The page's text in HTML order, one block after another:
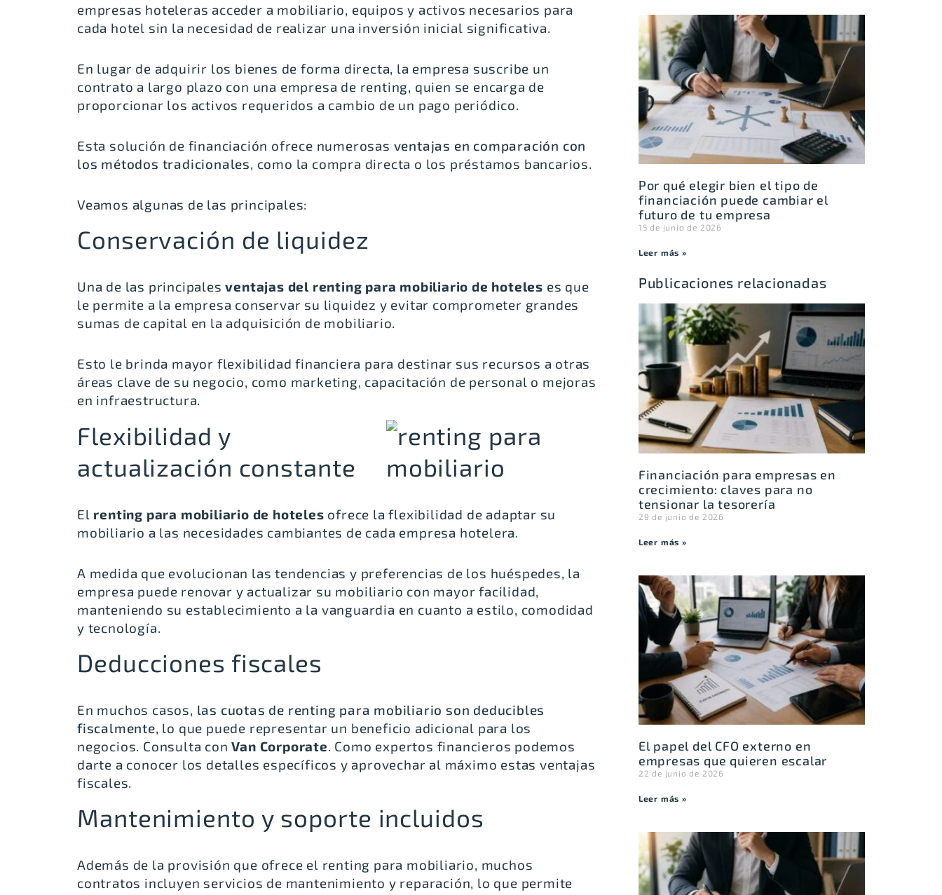
empresas hoteleras acceder a mobiliario, equipos y activos necesarios para
cada hotel sin la necesidad de realizar una inversión inicial significativa.
En lugar de adquirir los bienes de forma directa, la empresa suscribe un
contrato a largo plazo con una empresa de renting, quien se encarga de
proporcionar los activos requeridos a cambio de un pago periódico.
Esta solución de financiación ofrece numerosas ventajas en comparación con
los métodos tradicionales, como la compra directa o los préstamos bancarios.
Veamos algunas de las principales:
Conservación de liquidez
Una de las principalesventajas del renting para mobiliario de hoteles es que
le permite a la empresa conservar su liquidez y evitar comprometer grandes
sumas de capital en la adquisición de mobiliario.
Esto le brinda mayor flexibilidad financiera para destinar sus recursos a otras
áreas clave de su negocio, como marketing, capacitación de personal o mejoras
en infraestructura.
Flexibilidad y
actualización constante
El renting para mobiliario de hoteles ofrece la flexibilidad de adaptar su
mobiliario a las necesidades cambiantes de cada empresa hotelera.
A medida que evolucionan las tendencias y preferencias de los huéspedes, la
empresa puede renovar y actualizar su mobiliario con mayor facilidad,
manteniendo su establecimiento a la vanguardia en cuanto a estilo, comodidad
y tecnología.
Deducciones fiscales
En muchos casos, las cuotas de renting para mobiliario son deducibles
fiscalmente, lo que puede representar un beneficio adicional para los
negocios. Consulta conVan Corporate. Como expertos financieros podemos
darte a conocer los detalles específicos y aprovechar al máximo estas ventajas
fiscales.
Mantenimiento y soporte incluidos
Además de la provisión que ofrece el renting para mobiliario, muchos
contratos incluyen servicios de mantenimiento y reparación, lo que permite
Por qué elegir bien el tipo de
financiación puede cambiar el
futuro de tu empresa
15 de junio de 2026
Leer más »
Publicaciones relacionadas
Financiación para empresas en
crecimiento: claves para no
tensionar la tesorería
29 de junio de 2026
Leer más »
El papel del CFO externo en
empresas que quieren escalar
22 de junio de 2026
Leer más »